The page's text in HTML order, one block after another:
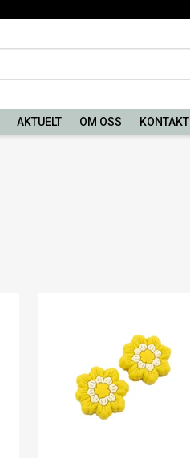
AKTUELT OM OSS KONTAKT